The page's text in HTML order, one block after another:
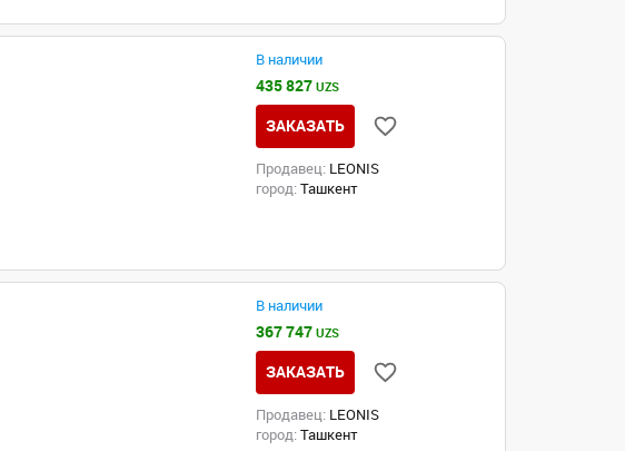
В наличии
435 827UZS
ЗАКАЗАТЬ
Продавец: LEONIS
город: Ташкент
В наличии
367 747UZS
ЗАКАЗАТЬ
Продавец: LEONIS
город: Ташкент